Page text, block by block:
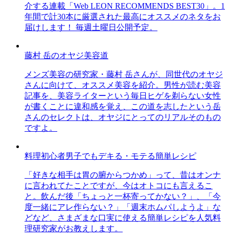
介する連載「Web LEON RECOMMENDS BEST30」。1
年間で計30本に厳選された最高にオススメのネタをお
届けします！ 毎週土曜日公開予定。
藤村 岳のオヤジ美容道
メンズ美容の研究家・藤村 岳さんが、同世代のオヤジ
さんに向けて、オススメ美容を紹介。男性が読む美容
記事を、美容ライターという毎日ヒゲを剃らない女性
が書くことに違和感を覚え、この道を志したという岳
さんのセレクトは、オヤジにとってのリアルそのもの
ですよ。
料理初心者男子でもデキる・モテる簡単レシピ
「好きな相手は胃の腑からつかめ」って、昔はオンナ
に言われてたことですが、今はオトコにも言えるこ
と。飲んだ後「ちょっと一杯寄ってかない？」、「今
度一緒にアレ作らない？」「週末ホムパしようよ」な
どなど、さまざまな口実に使える簡単レシピを人気料
理研究家がお教えします。